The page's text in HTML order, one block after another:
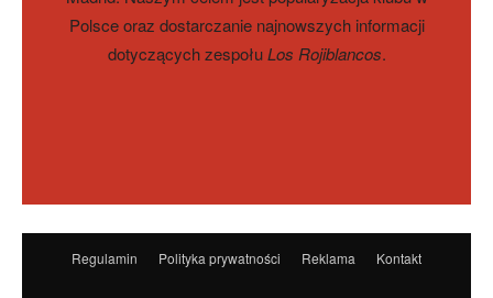
Polsce oraz dostarczanie najnowszych informacji
dotyczących zespołuLos Rojiblancos.
Regulamin Polityka prywatności Reklama Kontakt